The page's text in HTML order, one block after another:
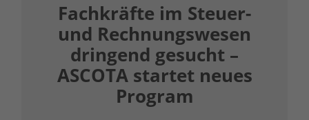
Fachkräfte im Steuer-
und Rechnungswesen
dringend gesucht –
ASCOTA startet neues
Program